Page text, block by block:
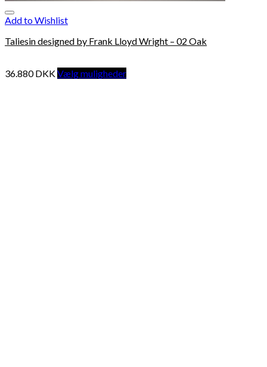
Add to Wishlist
Taliesin designed by Frank Lloyd Wright – 02 Oak
36.880DKKVælg muligheder